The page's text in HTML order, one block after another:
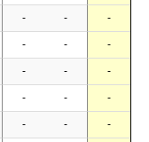
- - -
- - -
- - -
- - -
- - -